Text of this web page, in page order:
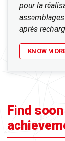
pour la
après
KNOW
Find